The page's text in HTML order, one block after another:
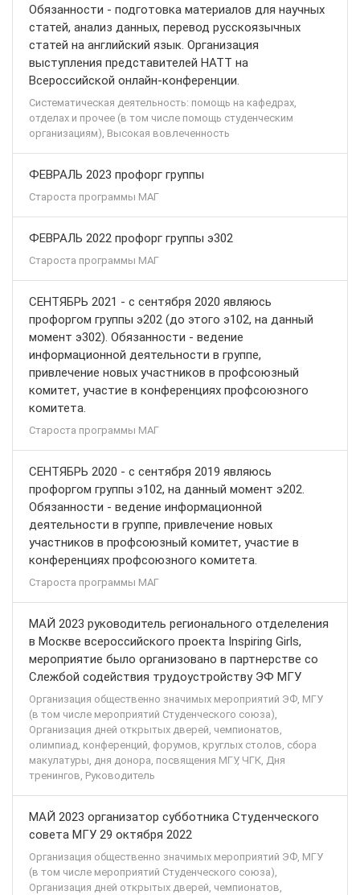
Обязанности - подготовка материалов для научных
статей, анализ данных, перевод русскоязычных
статей на английский язык. Организация
выступления представителей НАТТ на
Всероссийской онлайн-конференции.
Систематическая деятельность: помощь на кафедрах,
отделах и прочее (в том числе помощь студенческим
организациям), Высокая вовлеченность
ФЕВРАЛЬ 2023 профорг группы
Староста программы МАГ
ФЕВРАЛЬ 2022 профорг группы э302
Староста программы МАГ
СЕНТЯБРЬ 2021 - с сентября 2020 являюсь
профоргом группы э202 (до этого э102, на данный
момент э302). Обязанности - ведение
информационной деятельности в группе,
привлечение новых участников в профсоюзный
комитет, участие в конференциях профсоюзного
комитета.
Староста программы МАГ
СЕНТЯБРЬ 2020 - с сентября 2019 являюсь
профоргом группы э102, на данный момент э202.
Обязанности - ведение информационной
деятельности в группе, привлечение новых
участников в профсоюзный комитет, участие в
конференциях профсоюзного комитета.
Староста программы МАГ
МАЙ 2023 руководитель регионального отделеления
в Москве всероссийского проекта Inspiring Girls,
мероприятие было организовано в партнерстве со
Слежбой содействия трудоустройству ЭФ МГУ
Организация общественно значимых мероприятий ЭФ, МГУ
(в том числе мероприятий Студенческого союза),
Организация дней открытых дверей, чемпионатов,
олимпиад, конференций, форумов, круглых столов, сбора
макулатуры, дня донора, посвящения МГУ, ЧГК, Дня
тренингов, Руководитель
МАЙ 2023 организатор субботника Студенческого
совета МГУ 29 октября 2022
Организация общественно значимых мероприятий ЭФ, МГУ
(в том числе мероприятий Студенческого союза),
Организация дней открытых дверей, чемпионатов,